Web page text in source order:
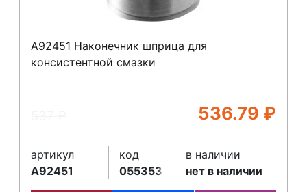
A92451 Наконечник шприца для
консистентной смазки
536.79 ₽
артикул
A92451
код
055353
в наличии
нет в наличии